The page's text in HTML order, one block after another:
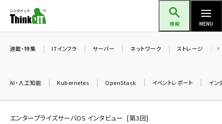
ン
ツ
検索 MENU
連載・特集 ITインフラ サーバー ネットワーク ストレージ
AI・人工知能 Kubernetes OpenStack イベントレポート イン
エンタープライズサーバOS インタビュー 第3回